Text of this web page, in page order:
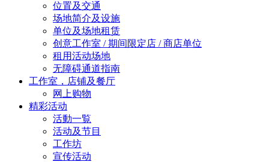
位置及交通
场地简介及设施
单位及场地租赁
创意工作室 / 期间限定店 / 商店单位
租用活动场地
无障碍通道指南
工作室，店铺及餐厅
网上购物
精彩活动
活動一覧
活动及节目
工作坊
宣传活动